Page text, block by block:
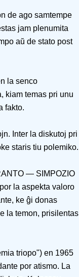
de ago samtempe
jam plenumita
aŭ de stato post
la senco
kiam temas pri unu
fakto.
Inter la diskutoj pri
staris tiu polemiko.
— SIMPOZIO
la aspekta valoro
ke ĝi donas
la temon, prisilentas
triopo") en 1965
por atismo. La